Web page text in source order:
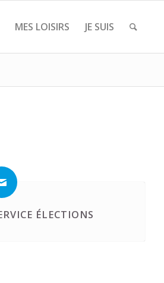
MES LOISIRS JE SUIS
ÉLECTIONS